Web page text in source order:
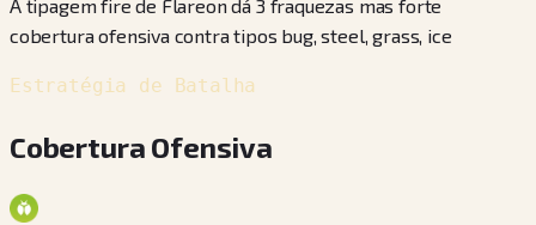
A tipagem fire de Flareon dá 3 fraquezas mas forte
cobertura ofensiva contra tipos bug, steel, grass, ice
Estratégia de Batalha
Cobertura Ofensiva